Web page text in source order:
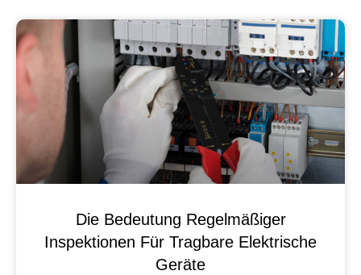
Die Bedeutung Regelmäßiger
Inspektionen Für Tragbare Elektrische
Geräte